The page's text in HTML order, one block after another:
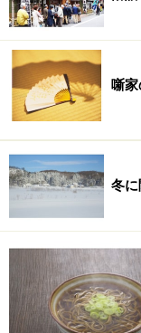
小朝と正蔵
ル
なぜ？X’masスペ
噺家である春風
聞かせる俳優・風
噺
冬